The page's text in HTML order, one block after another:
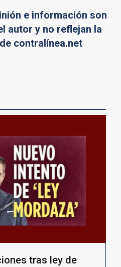
e información son
autor y no reflejan la
contralínea.net
tras ley de